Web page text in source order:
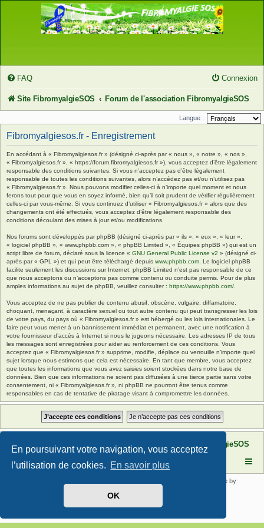
En poursuivant votre navigation, vous acceptez
l’utilisation de cookies. En savoir plus
OK
FAQ Connexion
Site FibromyalgieSOS Forum de l'association FibromyalgieSOS
Langue :
Fibromyalgiesos.fr - Enregistrement
En accédant à « Fibromyalgiesos.fr » (désigné ci-après par « nous », « notre », « nos »,
« Fibromyalgiesos.fr », « https://forum.fibromyalgiesos.fr »), vous acceptez d’être légalement
responsable des conditions suivantes. Si vous n’acceptez pas d’être légalement
responsable de toutes les conditions suivantes, alors n’accédez pas et/ou n’utilisez pas
« Fibromyalgiesos.fr ». Nous pouvons modifier celles-ci à n’importe quel moment et nous
ferons tout pour que vous en soyez informé, bien qu’il soit prudent de vérifier régulièrement
celles-ci par vous-même. Si vous continuez d’utiliser « Fibromyalgiesos.fr » alors que des
changements ont été effectués, vous acceptez d’être légalement responsable des
conditions découlant des mises à jour et/ou modifications.
Nos forums sont développés par phpBB (désigné ci-après par « ils », « eux », « leur »,
« logiciel phpBB », « www.phpbb.com », « phpBB Limited », « Équipes phpBB ») qui est un
script libre de forum, déclaré sous la licence « GNU General Public License v2 » (désigné ci-
après par « GPL ») et qui peut être téléchargé depuis www.phpbb.com . Le logiciel phpBB
facilite seulement les discussions sur Internet. phpBB Limited n’est pas responsable de ce
que nous acceptons ou n’acceptons pas comme contenu ou conduite permis. Pour de plus
amples informations au sujet de phpBB, veuillez consulter : https://www.phpbb.com/
Vous acceptez de ne pas publier de contenu abusif, obscène, vulgaire, diffamatoire,
choquant, menaçant, à caractère sexuel ou tout autre contenu qui peut transgresser les lois
de votre pays, du pays où « Fibromyalgiesos.fr » est hébergé ou les lois internationales. Le
faire peut vous mener à un bannissement immédiat et permanent, avec une notification à
votre fournisseur d’accès à Internet si nous le jugeons nécessaire. Les adresses IP de tous
les messages sont enregistrées pour aider au renforcement de ces conditions. Vous
acceptez que « Fibromyalgiesos.fr » supprime, modifie, déplace ou verrouille n’importe quel
sujet lorsque nous estimons que cela est nécessaire. En tant que membre, vous acceptez
que toutes les informations que vous avez saisies soient stockées dans notre base de
données. Bien que ces informations ne soient pas diffusées à une tierce partie sans votre
consentement, ni « Fibromyalgiesos.fr », ni phpBB ne pourront être tenus comme
responsables en cas de tentative de piratage visant à compromettre les données.
Site FibromyalgieSOS Forum de l'association FibromyalgieSOS
® Forum Software © phpBB Limited | SE Square by
Traduit par